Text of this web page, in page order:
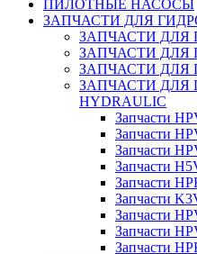
ПИЛОТНЫЕ НАСОСЫ
ЗАПЧАСТИ ДЛЯ
ЗАПЧАСТИ ДЛЯ
ЗАПЧАСТИ ДЛЯ
ЗАПЧАСТИ ДЛЯ
ЗАПЧАСТИ ДЛЯ
HYDRAULIC
Запчасти
Запчасти
Запчасти
Запчасти
Запчасти
Запчасти
Запчасти
Запчасти
Запчасти